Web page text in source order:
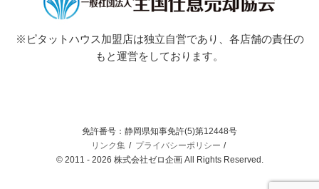
※ピタットハウス加盟店は独立自営であり、各店舗の責任の
もと運営をしております。
免許番号：静岡県知事免許(5)第12448号
リンク集
プライバシーポリシー
© 2011 - 2026 株式会社ゼロ企画 All Rights Reserved.